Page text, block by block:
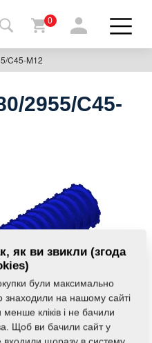
0
C45-M12
2955/C45-
як ви звикли (згода
були максимально
на нашому сайті
кліків і не бачили
Щоб ви бачили сайт у